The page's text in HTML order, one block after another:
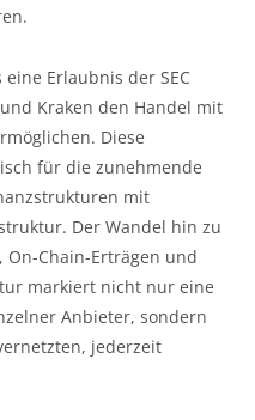
Erlaubnis der SEC
Kraken den Handel mit
Diese
für die zunehmende
mit
Der Wandel hin zu
Chain-Erträgen und
markiert nicht nur eine
Anbieter, sondern
jederzeit